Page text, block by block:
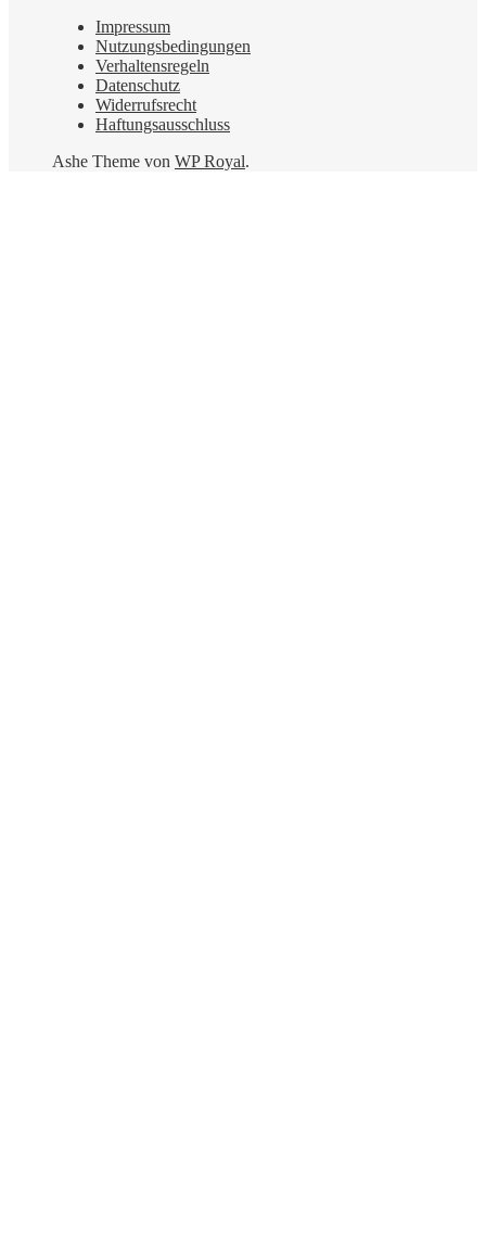
Impressum
Nutzungsbedingungen
Verhaltensregeln
Datenschutz
Widerrufsrecht
Haftungsausschluss
Ashe Theme von WP Royal.